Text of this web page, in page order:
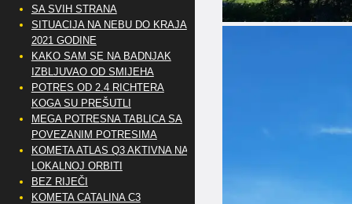
SA SVIH STRANA
SITUACIJA NA NEBU DO KRAJA
2021 GODINE
KAKO SAM SE NA BADNJAK
IZBLJUVAO OD SMIJEHA
POTRES OD 2.4 RICHTERA
KOGA SU PREŠUTLI
MEGA POTRESNA TABLICA SA
POVEZANIM POTRESIMA
KOMETA ATLAS Q3 AKTIVNA NA
LOKALNOJ ORBITI
BEZ RIJEČI
KOMETA CATALINA C3